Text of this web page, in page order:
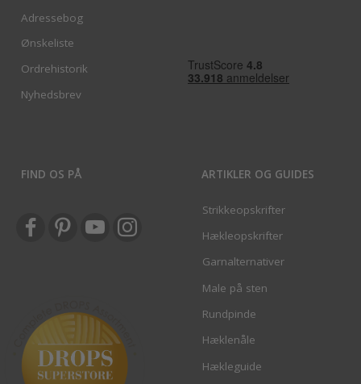
Adressebog
Ønskeliste
Ordrehistorik
Nyhedsbrev
FIND OS PÅ ARTIKLER OG GUIDES
Strikkeopskrifter
Hækleopskrifter
Garnalternativer
Male på sten
Rundpinde
Hæklenåle
Hækleguide